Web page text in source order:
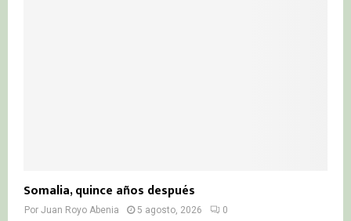
Somalia, quince años después
Por Juan Royo Abenia 5 agosto, 2026 0